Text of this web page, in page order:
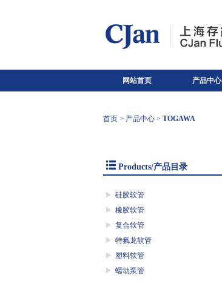
网站首页 产品中心
首页> 产品中心> TOGAWA
Products/产品目录
硅胶软管
橡胶软管
复合软管
特氟龙软管
塑料软管
蠕动泵管